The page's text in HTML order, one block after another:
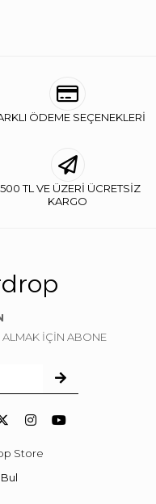
ÖDEME SEÇENEKLERİ
TL VE ÜZERİ ÜCRETSİZ
KARGO
ALMAK İÇİN ABONE
Store